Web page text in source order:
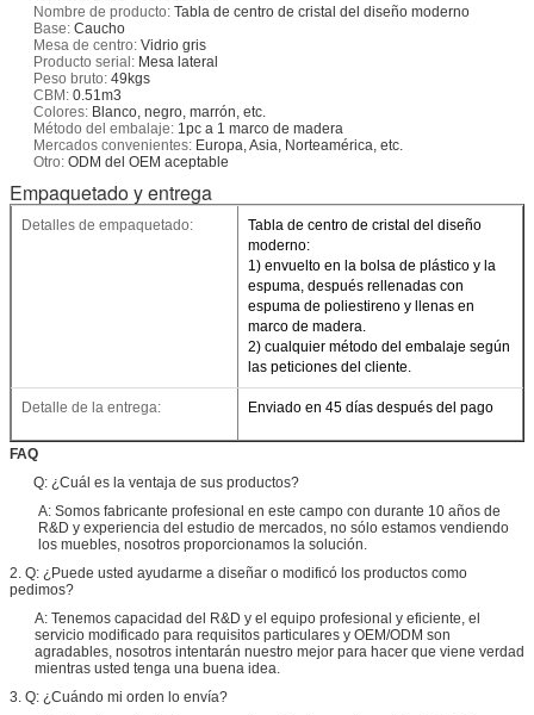
Nombre de producto: Tabla de centro de cristal del diseño moderno
Base: Caucho
Mesa de centro: Vidrio gris
Producto serial: Mesa lateral
Peso bruto: 49kgs
CBM: 0.51m3
Colores: Blanco, negro, marrón, etc.
Método del embalaje: 1pc a 1 marco de madera
Mercados convenientes: Europa, Asia, Norteamérica, etc.
Otro: ODM del OEM aceptable
Empaquetado y entrega
Detalles de empaquetado:
Tabla de centro de cristal del diseño
moderno:
1) envuelto en la bolsa de plástico y la
espuma, después rellenadas con
espuma de poliestireno y llenas en
marco de madera.
2) cualquier método del embalaje según
las peticiones del cliente.
Detalle de la entrega: Enviado en 45 días después del pago
FAQ
Q: ¿Cuál es la ventaja de sus productos?
A: Somos fabricante profesional en este campo con durante 10 años de
R&D y experiencia del estudio de mercados, no sólo estamos vendiendo
los muebles, nosotros proporcionamos la solución.
2. Q: ¿Puede usted ayudarme a diseñar o modificó los productos como
pedimos?
A: Tenemos capacidad del R&D y el equipo profesional y eficiente, el
servicio modificado para requisitos particulares y OEM/ODM son
agradables, nosotros intentarán nuestro mejor para hacer que viene verdad
mientras usted tenga una buena idea.
3. Q: ¿Cuándo mi orden lo envía?